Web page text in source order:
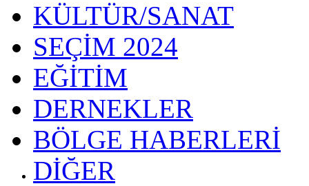
KÜLTÜR/SANAT
SEÇİM 2024
EĞİTİM
DERNEKLER
BÖLGE HABERLERİ
DİĞER